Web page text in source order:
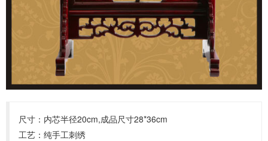
尺寸：内芯半径20cm,成品尺寸28*36cm
工艺：纯手工刺绣